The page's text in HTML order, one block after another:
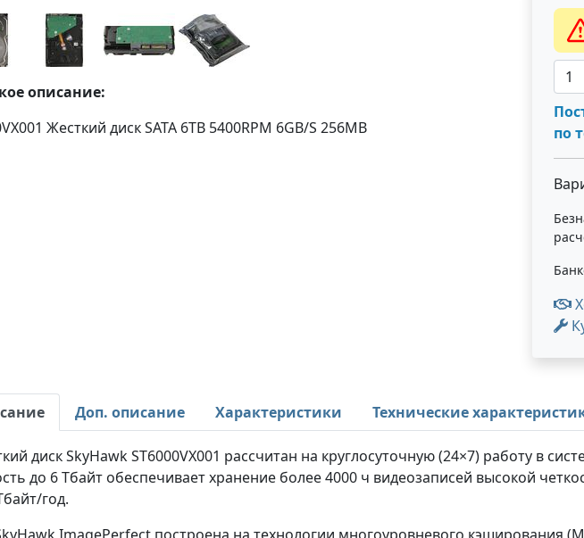
описание:
Жесткий диск SATA 6TB 5400RPM 6GB/S 256MB
по
Доп. описание Характеристики Технические
диск SkyHawk ST6000VX001 рассчитан на круглосуточную (24×7) работу в
до 6 Тбайт обеспечивает хранение более 4000 ч видеозаписей высокой
год.